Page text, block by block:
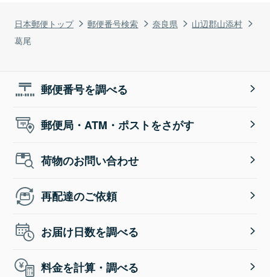
日本郵便トップ 郵便番号検索 奈良県
山辺郡山添村
葛尾
郵便番号を調べる
郵便局・ATM・ポストをさがす
荷物のお問い合わせ
再配達のご依頼
お届け日数を調べる
料金を計算・調べる